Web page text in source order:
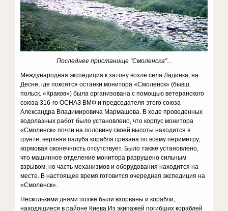
Последнее пристанище "Смоленска"...
Международная экспедиция к затону возле села Ладинка, на
Десне, где покоятся останки монитора «Смоленск» (бывш.
польск. «Краков») была организована с помощью ветеранского
союза 316-го ОСНАЗ ВМФ и председателя этого союза
Александра Владимировича Мармашова. В ходе проведенных
водолазных работ было установлено, что корпус монитора
«Смоленск» почти на половину своей высоты находится в
грунте, верхняя палуба корабля срезана по всему периметру,
кормовая оконечность отсутствует. Было также установлено,
что машинное отделение монитора разрушено сильным
взрывом, но часть механизмов и оборудования находится на
месте. В настоящее время готовится очередная экспедиция на
«Смоленск».
Несколькими днями позже были взорваны и корабли,
находящиеся в районе Киева.Из экипажей погибших кораблей